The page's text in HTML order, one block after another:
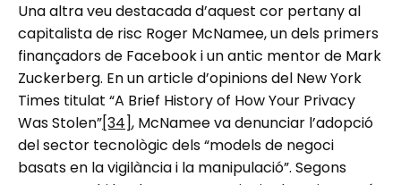
Una altra veu destacada d’aquest cor pertany al
capitalista de risc Roger McNamee, un dels primers
finançadors de Facebook i un antic mentor de Mark
Zuckerberg. En un article d’opinions del New York
Times titulat “A Brief History of How Your Privacy
Was Stolen”[34], McNamee va denunciar l’adopció
del sector tecnològic dels “models de negoci
basats en la vigilància i la manipulació”. Segons